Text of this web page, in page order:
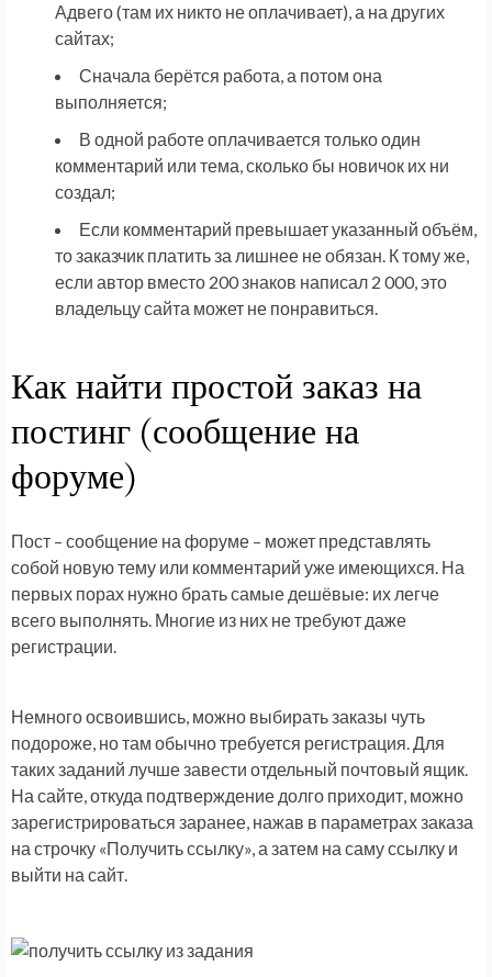
Адвего (там их никто не оплачивает), а на других
сайтах;
Сначала берётся работа, а потом она
выполняется;
В одной работе оплачивается только один
комментарий или тема, сколько бы новичок их ни
создал;
Если комментарий превышает указанный объём,
то заказчик платить за лишнее не обязан. К тому же,
если автор вместо 200 знаков написал 2 000, это
владельцу сайта может не понравиться.
Как найти простой заказ на
постинг (сообщение на
форуме)
Пост – сообщение на форуме – может представлять
собой новую тему или комментарий уже имеющихся. На
первых порах нужно брать самые дешёвые: их легче
всего выполнять. Многие из них не требуют даже
регистрации.
Немного освоившись, можно выбирать заказы чуть
подороже, но там обычно требуется регистрация. Для
таких заданий лучше завести отдельный почтовый ящик.
На сайте, откуда подтверждение долго приходит, можно
зарегистрироваться заранее, нажав в параметрах заказа
на строчку «Получить ссылку», а затем на саму ссылку и
выйти на сайт.